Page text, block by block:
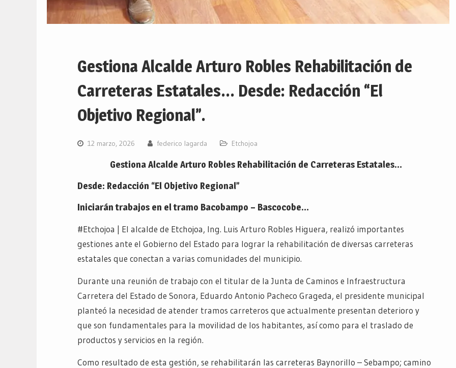
Gestiona Alcalde Arturo Robles Rehabilitación de
Carreteras Estatales… Desde: Redacción “El
Objetivo Regional”.
12 marzo, 2026 federico lagarda Etchojoa
Gestiona Alcalde Arturo Robles Rehabilitación de Carreteras Estatales…
Desde: Redacción “El Objetivo Regional”
Iniciarán trabajos en el tramo Bacobampo – Bascocobe…
#Etchojoa | El alcalde de Etchojoa, Ing. Luis Arturo Robles Higuera, realizó importantes
gestiones ante el Gobierno del Estado para lograr la rehabilitación de diversas carreteras
estatales que conectan a varias comunidades del municipio.
Durante una reunión de trabajo con el titular de la Junta de Caminos e Infraestructura
Carretera del Estado de Sonora, Eduardo Antonio Pacheco Grageda, el presidente municipal
planteó la necesidad de atender tramos carreteros que actualmente presentan deterioro y
que son fundamentales para la movilidad de los habitantes, así como para el traslado de
productos y servicios en la región.
Como resultado de esta gestión, se rehabilitarán las carreteras Baynorillo – Sebampo; camino